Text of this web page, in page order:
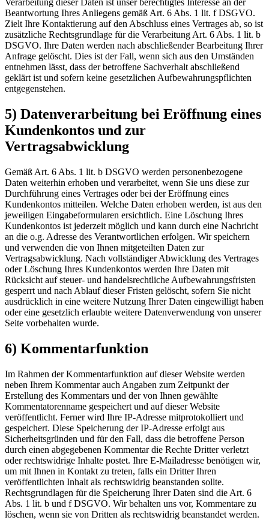
Verarbeitung dieser Daten ist unser berechtigtes Interesse an der
Beantwortung Ihres Anliegens gemäß Art. 6 Abs. 1 lit. f DSGVO.
Zielt Ihre Kontaktierung auf den Abschluss eines Vertrages ab, so ist
zusätzliche Rechtsgrundlage für die Verarbeitung Art. 6 Abs. 1 lit. b
DSGVO. Ihre Daten werden nach abschließender Bearbeitung Ihrer
Anfrage gelöscht. Dies ist der Fall, wenn sich aus den Umständen
entnehmen lässt, dass der betroffene Sachverhalt abschließend
geklärt ist und sofern keine gesetzlichen Aufbewahrungspflichten
entgegenstehen.
5) Datenverarbeitung bei Eröffnung eines
Kundenkontos und zur
Vertragsabwicklung
Gemäß Art. 6 Abs. 1 lit. b DSGVO werden personenbezogene
Daten weiterhin erhoben und verarbeitet, wenn Sie uns diese zur
Durchführung eines Vertrages oder bei der Eröffnung eines
Kundenkontos mitteilen. Welche Daten erhoben werden, ist aus den
jeweiligen Eingabeformularen ersichtlich. Eine Löschung Ihres
Kundenkontos ist jederzeit möglich und kann durch eine Nachricht
an die o.g. Adresse des Verantwortlichen erfolgen. Wir speichern
und verwenden die von Ihnen mitgeteilten Daten zur
Vertragsabwicklung. Nach vollständiger Abwicklung des Vertrages
oder Löschung Ihres Kundenkontos werden Ihre Daten mit
Rücksicht auf steuer- und handelsrechtliche Aufbewahrungsfristen
gesperrt und nach Ablauf dieser Fristen gelöscht, sofern Sie nicht
ausdrücklich in eine weitere Nutzung Ihrer Daten eingewilligt haben
oder eine gesetzlich erlaubte weitere Datenverwendung von unserer
Seite vorbehalten wurde.
6) Kommentarfunktion
Im Rahmen der Kommentarfunktion auf dieser Website werden
neben Ihrem Kommentar auch Angaben zum Zeitpunkt der
Erstellung des Kommentars und der von Ihnen gewählte
Kommentatorenname gespeichert und auf dieser Website
veröffentlicht. Ferner wird Ihre IP-Adresse mitprotokolliert und
gespeichert. Diese Speicherung der IP-Adresse erfolgt aus
Sicherheitsgründen und für den Fall, dass die betroffene Person
durch einen abgegebenen Kommentar die Rechte Dritter verletzt
oder rechtswidrige Inhalte postet. Ihre E-Mailadresse benötigen wir,
um mit Ihnen in Kontakt zu treten, falls ein Dritter Ihren
veröffentlichten Inhalt als rechtswidrig beanstanden sollte.
Rechtsgrundlagen für die Speicherung Ihrer Daten sind die Art. 6
Abs. 1 lit. b und f DSGVO. Wir behalten uns vor, Kommentare zu
löschen, wenn sie von Dritten als rechtswidrig beanstandet werden.